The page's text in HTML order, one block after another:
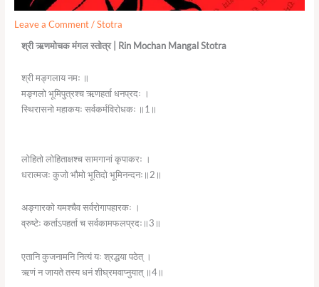
Leave a Comment /Stotra
श्री ऋणमोचक मंगल स्तोत्र | Rin Mochan Mangal Stotra
श्री मङ्गलाय नमः ॥
मङ्गलो भूमिपुत्रश्च ऋणहर्ता धनप्रदः ।
स्थिरासनो महाकयः सर्वकर्मविरोधकः ॥1॥
लोहितो लोहिताक्षश्च सामगानां कृपाकरः ।
धरात्मजः कुजो भौमो भूतिदो भूमिनन्दनः॥2॥
अङ्गारको यमश्चैव सर्वरोगापहारकः ।
व्रुष्टेः कर्ताऽपहर्ता च सर्वकामफलप्रदः॥3॥
एतानि कुजनामनि नित्यं यः श्रद्धया पठेत् ।
ऋणं न जायते तस्य धनं शीघ्रमवाप्नुयात् ॥4॥